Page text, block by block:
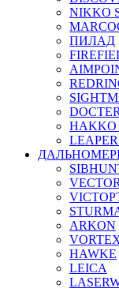
NIKKO
ПИЛАД
ARKON
HAWKE
LEICA